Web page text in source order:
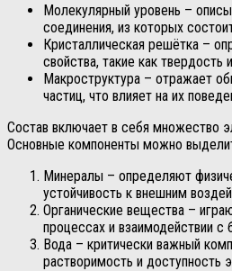
Молекулярный уровень –
соединения, из которых
Кристаллическая решётка –
свойства, такие как твердость
Макроструктура – отражает
частиц, что влияет на их
Состав включает в себя множество
Основные компоненты можно
Минералы – определяют
устойчивость к внешним
Органические вещества –
процессах и взаимодействии с
Вода – критически важный
растворимость и доступность